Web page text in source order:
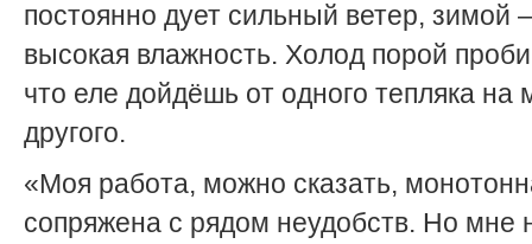
постоянно дует сильный ветер, зимой
высокая влажность. Холод порой
что еле дойдёшь от одного тепляка на
другого.
«Моя работа, можно сказать,
сопряжена с рядом неудобств. Но мне